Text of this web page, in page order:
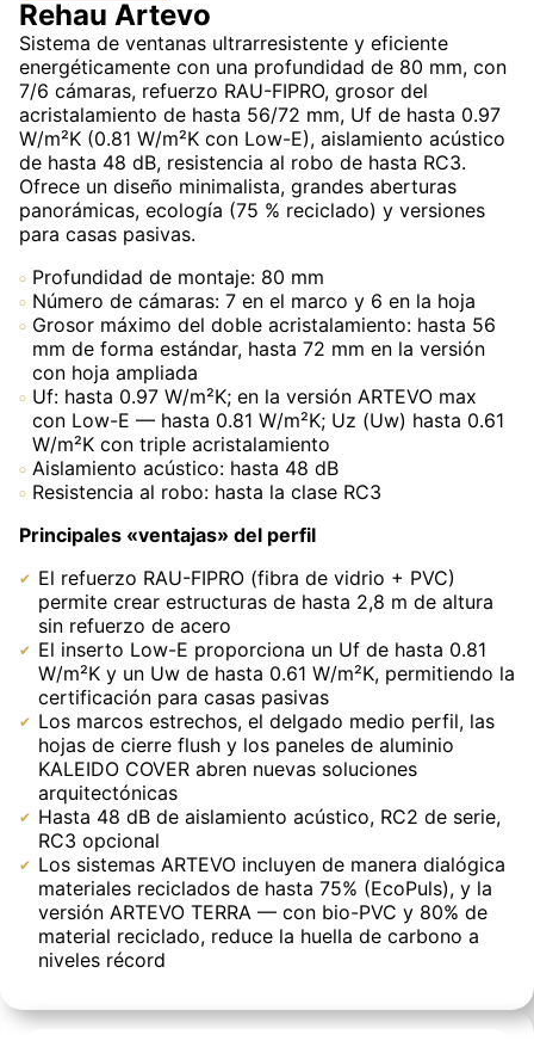
Rehau Artevo
Sistema de ventanas ultrarresistente y eficiente
energéticamente con una profundidad de 80 mm, con
7/6 cámaras, refuerzo RAU-FIPRO, grosor del
acristalamiento de hasta 56/72 mm, Uf de hasta 0.97
W/m²K (0.81 W/m²K con Low-E), aislamiento acústico
de hasta 48 dB, resistencia al robo de hasta RC3.
Ofrece un diseño minimalista, grandes aberturas
panorámicas, ecología (75 % reciclado) y versiones
para casas pasivas.
Profundidad de montaje: 80 mm
Número de cámaras: 7 en el marco y 6 en la hoja
Grosor máximo del doble acristalamiento: hasta 56
mm de forma estándar, hasta 72 mm en la versión
con hoja ampliada
Uf: hasta 0.97 W/m²K; en la versión ARTEVO max
con Low-E — hasta 0.81 W/m²K; Uz (Uw) hasta 0.61
W/m²K con triple acristalamiento
Aislamiento acústico: hasta 48 dB
Resistencia al robo: hasta la clase RC3
Principales «ventajas» del perfil
El refuerzo RAU-FIPRO (fibra de vidrio + PVC)
permite crear estructuras de hasta 2,8 m de altura
sin refuerzo de acero
El inserto Low-E proporciona un Uf de hasta 0.81
W/m²K y un Uw de hasta 0.61 W/m²K, permitiendo la
certificación para casas pasivas
Los marcos estrechos, el delgado medio perfil, las
hojas de cierre flush y los paneles de aluminio
KALEIDO COVER abren nuevas soluciones
arquitectónicas
Hasta 48 dB de aislamiento acústico, RC2 de serie,
RC3 opcional
Los sistemas ARTEVO incluyen de manera dialógica
materiales reciclados de hasta 75% (EcoPuls), y la
versión ARTEVO TERRA — con bio-PVC y 80% de
material reciclado, reduce la huella de carbono a
niveles récord